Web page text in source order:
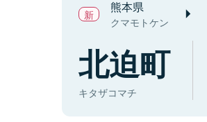
熊本県
クマモトケン
北迫町
キタザコマチ